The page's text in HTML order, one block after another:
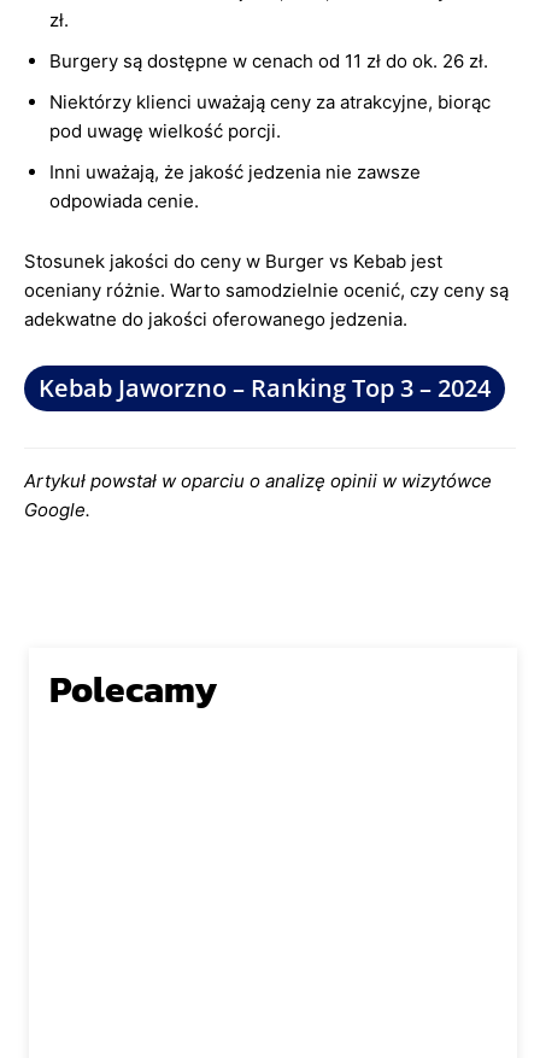
zł.
Burgery są dostępne w cenach od 11 zł do ok. 26 zł.
Niektórzy klienci uważają ceny za atrakcyjne, biorąc
pod uwagę wielkość porcji.
Inni uważają, że jakość jedzenia nie zawsze
odpowiada cenie.
Stosunek jakości do ceny w Burger vs Kebab jest
oceniany różnie. Warto samodzielnie ocenić, czy ceny są
adekwatne do jakości oferowanego jedzenia.
Kebab Jaworzno – Ranking Top 3 – 2024
Artykuł powstał w oparciu o analizę opinii w wizytówce
Google.
Polecamy